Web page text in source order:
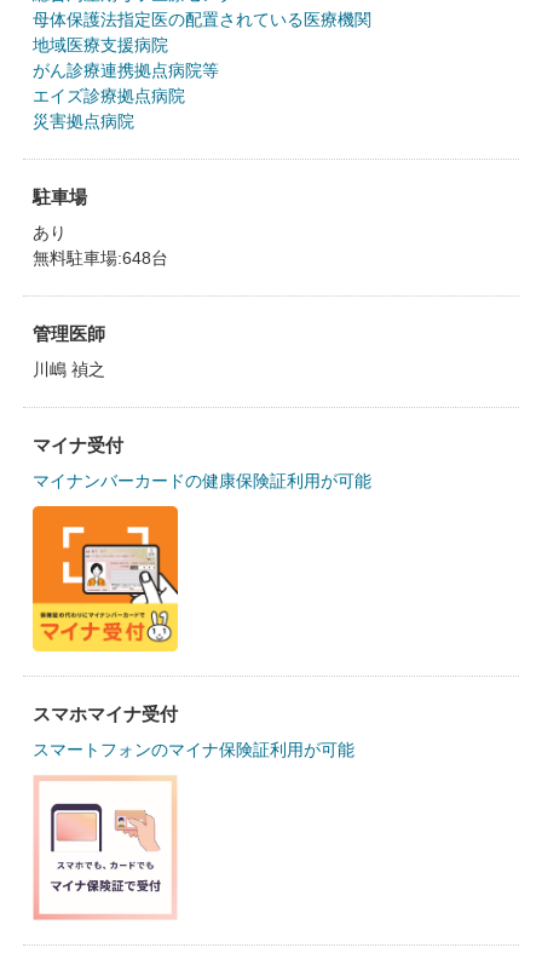
母体保護法指定医の配置されている医療機関
地域医療支援病院
がん診療連携拠点病院等
エイズ診療拠点病院
災害拠点病院
駐車場
あり
無料駐車場:648台
管理医師
川嶋 禎之
マイナ受付
マイナンバーカードの健康保険証利用が可能
スマホマイナ受付
スマートフォンのマイナ保険証利用が可能